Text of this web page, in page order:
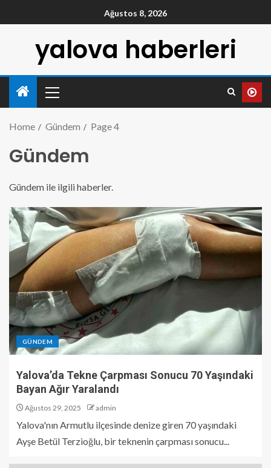
Ağustos 8, 2026
yalova haberleri
Home Gündem Page 4
Gündem
Gündem ile ilgili haberler.
GÜNDEM
Yalova’da Tekne Çarpması Sonucu 70 Yaşındaki
Bayan Ağır Yaralandı
Ağustos 29, 2025 admin
Yalova'nın Armutlu ilçesinde denize giren 70 yaşındaki
Ayşe Betül Terzioğlu, bir teknenin çarpması sonucu...